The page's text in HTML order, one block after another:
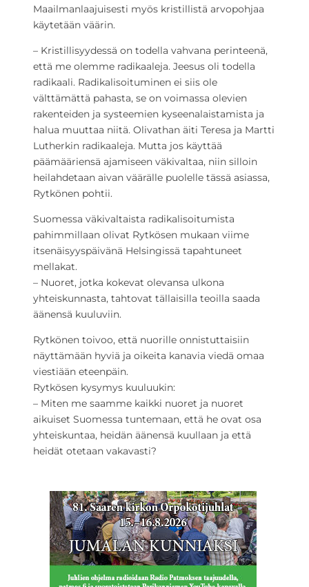
Maailmanlaajuisesti myös kristillistä arvopohjaa
käytetään väärin.
– Kristillisyydessä on todella vahvana perinteenä,
että me olemme radikaaleja. Jeesus oli todella
radikaali. Radikalisoituminen ei siis ole
välttämättä pahasta, se on voimassa olevien
rakenteiden ja systeemien kyseenalaistamista ja
halua muuttaa niitä. Olivathan äiti Teresa ja Martti
Lutherkin radikaaleja. Mutta jos käyttää
päämääriensä ajamiseen väkivaltaa, niin silloin
heilahdetaan aivan väärälle puolelle tässä asiassa,
Rytkönen pohtii.
Suomessa väkivaltaista radikalisoitumista
pahimmillaan olivat Rytkösen mukaan viime
itsenäisyyspäivänä Helsingissä tapahtuneet
mellakat.
– Nuoret, jotka kokevat olevansa ulkona
yhteiskunnasta, tahtovat tällaisilla teoilla saada
äänensä kuuluviin.
Rytkönen toivoo, että nuorille onnistuttaisiin
näyttämään hyviä ja oikeita kanavia viedä omaa
viestiään eteenpäin.
Rytkösen kysymys kuuluukin:
– Miten me saamme kaikki nuoret ja nuoret
aikuiset Suomessa tuntemaan, että he ovat osa
yhteiskuntaa, heidän äänensä kuullaan ja että
heidät otetaan vakavasti?